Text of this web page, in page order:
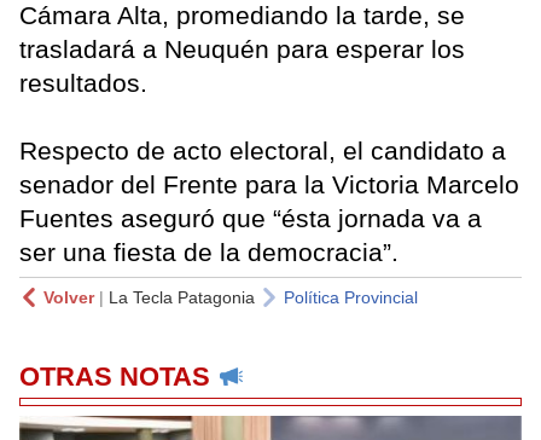
Cámara Alta, promediando la tarde, se
trasladará a Neuquén para esperar los
resultados.
Respecto de acto electoral, el candidato a
senador del Frente para la Victoria Marcelo
Fuentes aseguró que “ésta jornada va a
ser una fiesta de la democracia”.
Volver| La Tecla Patagonia Política Provincial
OTRAS NOTAS